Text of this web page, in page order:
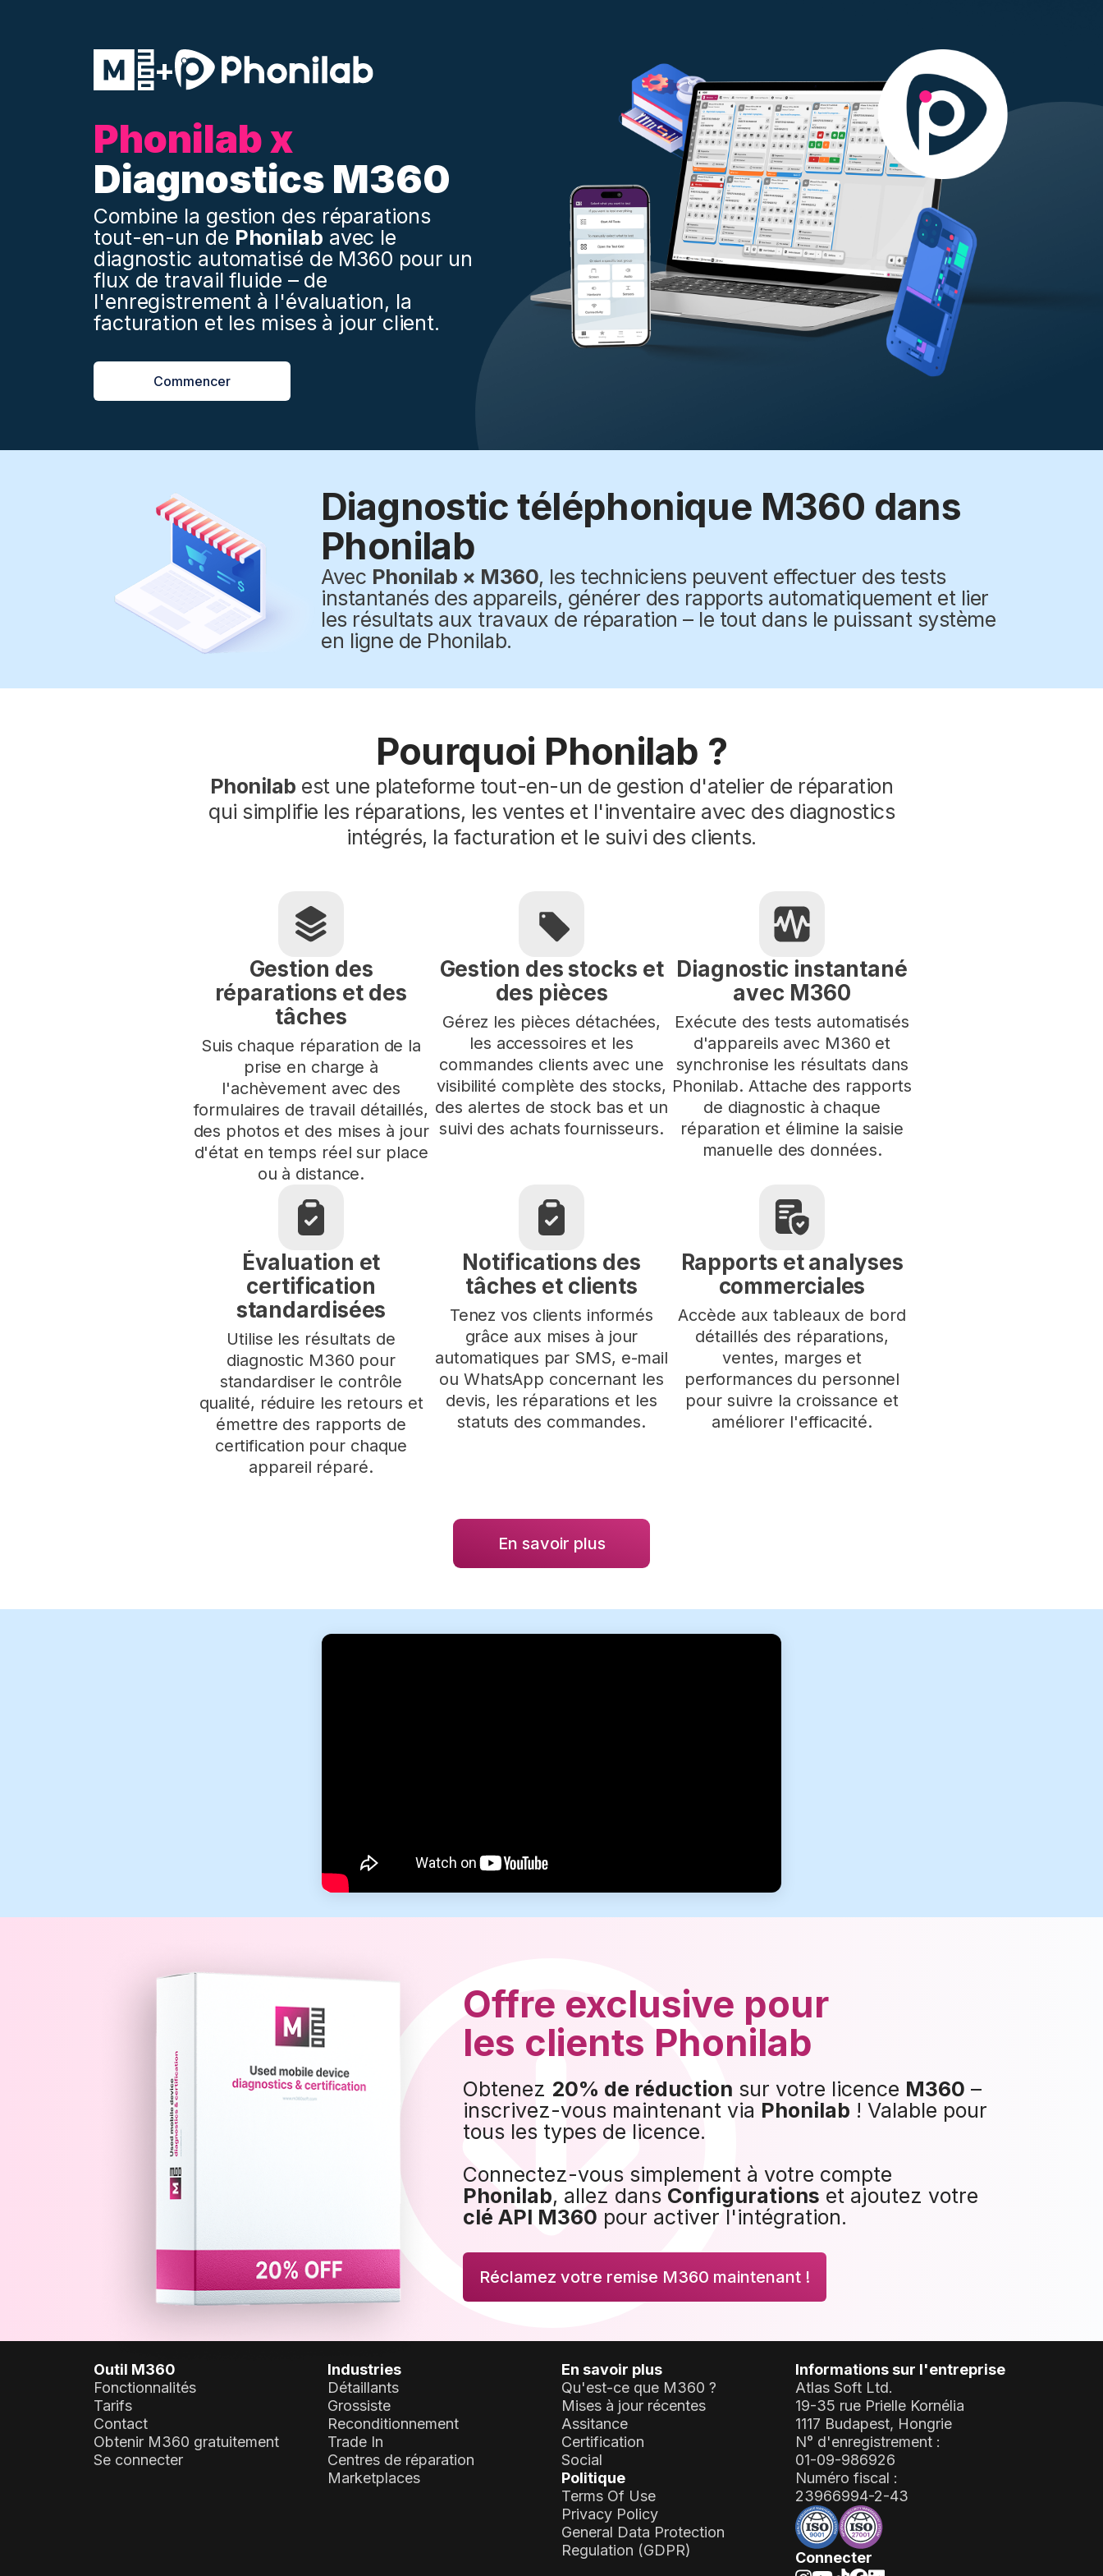
+
Phonilab x
Diagnostics M360
Combine la gestion des réparations
tout-en-un de Phonilab avec le
diagnostic automatisé de M360 pour un
flux de travail fluide – de
l'enregistrement à l'évaluation, la
facturation et les mises à jour client.
Commencer
Diagnostic téléphonique M360 dans
Phonilab
Avec Phonilab × M360, les techniciens peuvent effectuer des tests
instantanés des appareils, générer des rapports automatiquement et lier
les résultats aux travaux de réparation – le tout dans le puissant système
en ligne de Phonilab.
Pourquoi Phonilab ?
Phonilab est une plateforme tout-en-un de gestion d'atelier de réparation
qui simplifie les réparations, les ventes et l'inventaire avec des diagnostics
intégrés, la facturation et le suivi des clients.
Gestion des
réparations et des
tâches
Suis chaque réparation de la
prise en charge à
l'achèvement avec des
formulaires de travail détaillés,
des photos et des mises à jour
d'état en temps réel sur place
ou à distance.
Gestion des stocks et
des pièces
Gérez les pièces détachées,
les accessoires et les
commandes clients avec une
visibilité complète des stocks,
des alertes de stock bas et un
suivi des achats fournisseurs.
Diagnostic instantané
avec M360
Exécute des tests automatisés
d'appareils avec M360 et
synchronise les résultats dans
Phonilab. Attache des rapports
de diagnostic à chaque
réparation et élimine la saisie
manuelle des données.
Évaluation et
certification
standardisées
Utilise les résultats de
diagnostic M360 pour
standardiser le contrôle
qualité, réduire les retours et
émettre des rapports de
certification pour chaque
appareil réparé.
Notifications des
tâches et clients
Tenez vos clients informés
grâce aux mises à jour
automatiques par SMS, e-mail
ou WhatsApp concernant les
devis, les réparations et les
statuts des commandes.
Rapports et analyses
commerciales
Accède aux tableaux de bord
détaillés des réparations,
ventes, marges et
performances du personnel
pour suivre la croissance et
améliorer l'efficacité.
En savoir plus
Offre exclusive pour
les clients Phonilab
Obtenez 20% de réduction sur votre licence M360 –
inscrivez-vous maintenant via Phonilab ! Valable pour
tous les types de licence.
Connectez-vous simplement à votre compte
Phonilab, allez dans Configurations et ajoutez votre
clé API M360 pour activer l'intégration.
Réclamez votre remise M360 maintenant !
Outil M360
Fonctionnalités
Tarifs
Contact
Obtenir M360 gratuitement
Se connecter
Industries
Détaillants
Grossiste
Reconditionnement
Trade In
Centres de réparation
Marketplaces
En savoir plus
Qu'est-ce que M360 ?
Mises à jour récentes
Assitance
Certification
Social
Politique
Terms Of Use
Privacy Policy
General Data Protection
Regulation (GDPR)
Informations sur l'entreprise
Atlas Soft Ltd.
19-35 rue Prielle Kornélia
1117 Budapest, Hongrie
N° d'enregistrement :
01-09-986926
Numéro fiscal :
23966994-2-43
Connecter